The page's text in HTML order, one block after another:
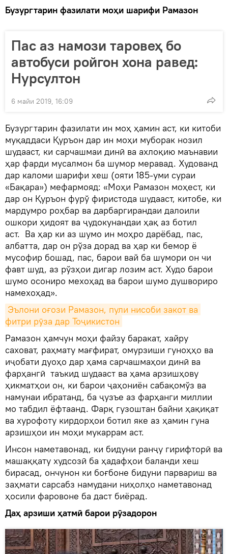
Бузургтарин фазилати моҳи шарифи Рамазон
Пас аз намози таровеҳ бо
автобуси ройгон хона равед:
Нурсултон
6 майи 2019, 16:09
Бузургтарин фазилати ин моҳ ҳамин аст, ки китоби
муқаддаси Қуръон дар ин моҳи муборак нозил
шудааст, ки сарчашмаи динӣ ва ахлоқию маънавии
ҳар фарди мусалмон ба шумор меравад. Худованд
дар каломи шарифи хеш (ояти 185-уми сураи
«Бақара») мефармояд: «Моҳи Рамазон моҳест, ки
дар он Қуръон фурў фиристода шудааст, китобе, ки
мардумро роҳбар ва дарбаргирандаи далоили
ошкори ҳидоят ва ҷудокунандаи ҳақ аз ботил
аст. Ва ҳар ки аз шумо ин моҳро дарёбад, пас,
албатта, дар он рўза дорад ва ҳар ки бемор ё
мусофир бошад, пас, барои вай ба шумори он чи
фавт шуд, аз рўзҳои дигар лозим аст. Худо барои
шумо осониро мехоҳад ва барои шумо душвориро
намехоҳад».
Эълони оғози Рамазон, пули нисоби закот ва
фитри рӯза дар Тоҷикистон
Рамазон ҳамчун моҳи файзу баракат, хайру
саховат, раҳмату мағфират, омурзиши гуноҳҳо ва
иҷобати дуоҳо дар ҳама сарчашмаҳои динӣ ва
фарҳангӣ таъкид шудааст ва ҳама арзишҳову
ҳикматҳои он, ки барои ҷаҳониён сабақомўз ва
намунаи ибратанд, ба ҷузъе аз фарҳанги миллии
мо табдил ёфтаанд. Фарқ гузоштан байни ҳақиқат
ва хурофоту кирдорҳои ботил яке аз ҳамин гуна
арзишҳои ин моҳи мукаррам аст.
Инсон наметавонад, ки бидуни ранҷу гирифторӣ ва
машаққату худсозӣ ба ҳадафҳои баланди хеш
бирасад, ончунон ки боғбоне бидуни парвариш ва
заҳмати сарсабз намудани ниҳолҳо наметавонад
ҳосили фаровоне ба даст биёрад.
Даҳ арзиши ҳатмӣ барои рӯзадорон